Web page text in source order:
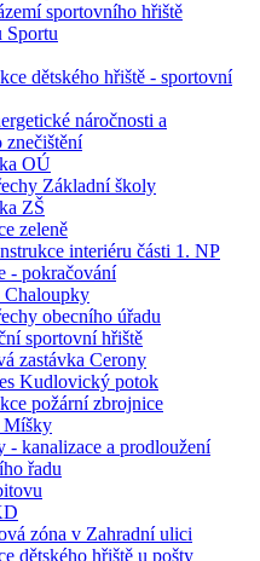
sportovního hřiště
Sportu
dětského hřiště - sportovní
náročnosti a
znečištění
OÚ
Základní školy
ZŠ
zeleně
interiéru části 1. NP
- pokračování
obecního úřadu
sportovní hřiště
zastávka Cerony
Kudlovický potok
požární zbrojnice
- kanalizace a prodloužení
řadu
zóna v Zahradní ulici
dětského hřiště u pošty